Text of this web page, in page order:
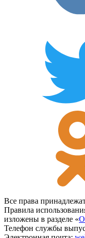
Все права
Правила
изложены в разделе «О
Телефон службы